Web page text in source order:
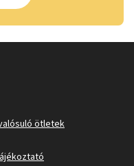
ötletek